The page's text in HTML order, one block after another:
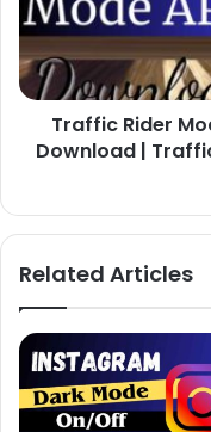
Traffic Rider
Download |
Related Articles